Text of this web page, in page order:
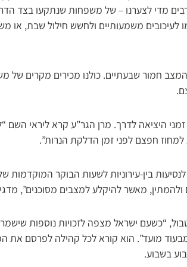
מדי לצערנו – של משפחות שנתקעו בצד
לעיכובים משמעותיים ולחשש חילול שבת, או
חמור שבעתיים. כולנו מכירים מקרים של
היציאה לדרך. מרן הגר”ע קרא ליראי השם
למחוז חפצם לפני זמן הדלקת הנרות”.
בין-עירוניות לשעות הבוקר המוקדמות
מאשר להיקלע למצבים מסוכנים”,
“כשעם ישראל מצפה לזכויות נוספות
מועד”. הוא קורא לכל קהילה לפרסם את
בשבוע.